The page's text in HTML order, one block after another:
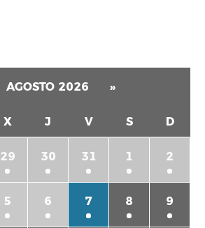
AGOSTO 2026 »
X J V S D
29 30 31 1 2
5 6 7 8 9